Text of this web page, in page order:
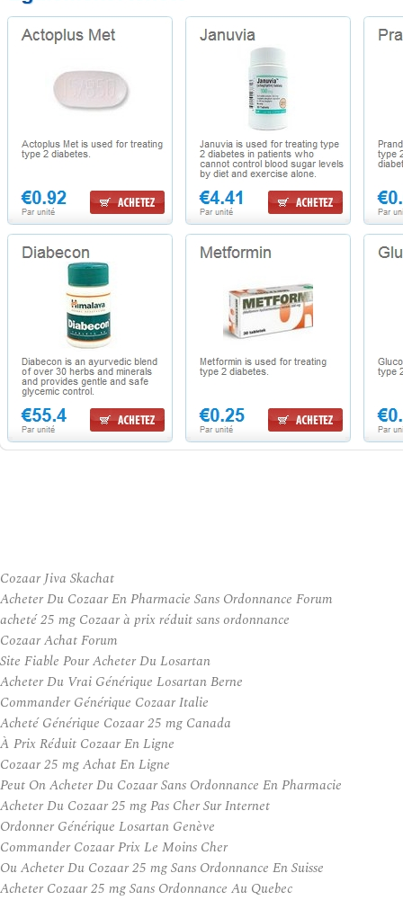
Cozaar Jiva Skachat
Acheter Du Cozaar En Pharmacie Sans Ordonnance Forum
acheté 25 mg Cozaar à prix réduit sans ordonnance
Cozaar Achat Forum
Site Fiable Pour Acheter Du Losartan
Acheter Du Vrai Générique Losartan Berne
Commander Générique Cozaar Italie
Acheté Générique Cozaar 25 mg Canada
À Prix Réduit Cozaar En Ligne
Cozaar 25 mg Achat En Ligne
Peut On Acheter Du Cozaar Sans Ordonnance En Pharmacie
Acheter Du Cozaar 25 mg Pas Cher Sur Internet
Ordonner Générique Losartan Genève
Commander Cozaar Prix Le Moins Cher
Ou Acheter Du Cozaar 25 mg Sans Ordonnance En Suisse
Acheter Cozaar 25 mg Sans Ordonnance Au Quebec